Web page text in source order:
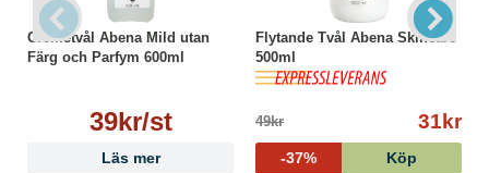
Cremetvål Abena Mild utan
Färg och Parfym 600ml
39kr/st
Läs mer
Flytande Tvål Abena Skincare
500ml
49kr 31kr
-37% Köp